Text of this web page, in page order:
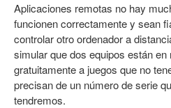
Aplicaciones remotas no hay
funcionen correctamente y sean
controlar otro ordenador a
simular que dos equipos están
gratuitamente a juegos que no
precisan de un número de serie
tendremos.